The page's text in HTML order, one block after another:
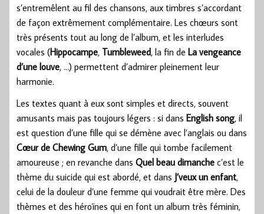
s’entremêlent au fil des chansons, aux timbres s’accordant
de façon extrêmement complémentaire. Les chœurs sont
très présents tout au long de l’album, et les interludes
vocales (Hippocampe, Tumbleweed, la fin de La vengeance
d’une louve, …) permettent d’admirer pleinement leur
harmonie.
Les textes quant à eux sont simples et directs, souvent
amusants mais pas toujours légers : si dans English song, il
est question d’une fille qui se démène avec l’anglais ou dans
Cœur de Chewing Gum, d’une fille qui tombe facilement
amoureuse ; en revanche dans Quel beau dimanche c’est le
thème du suicide qui est abordé, et dans J’veux un enfant,
celui de la douleur d’une femme qui voudrait être mère. Des
thèmes et des héroïnes qui en font un album très féminin,